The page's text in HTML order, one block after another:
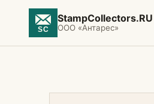
StampCollectors.RU
ООО «Антарес»